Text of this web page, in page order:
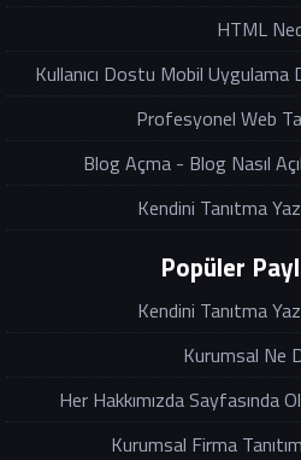
HTML
Kullanıcı Dostu Mobil Uygulama
Profesyonel Web
Blog Açma - Blog Nasıl
Kendini Tanıtma
Popüler
Kendini Tanıtma
Kurumsal Ne
Her Hakkımızda Sayfasında
Kurumsal Firma